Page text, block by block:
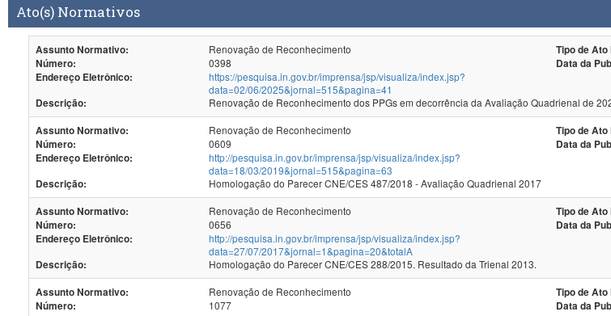
Ato(s) Normativos
Assunto Normativo: Renovação de Reconhecimento Tipo de
Número:
0398 Data da
Endereço Eletrônico:
https://pesquisa.in.gov.br/imprensa/jsp/visualiza/index.jsp?
data=02/06/2025&jornal=515&pagina=41
Descrição:
Renovação de Reconhecimento dos PPGs em decorrência da Avaliação Quadrienal de
Assunto Normativo: Renovação de Reconhecimento Tipo de
Número:
0609 Data da
Endereço Eletrônico:
http://pesquisa.in.gov.br/imprensa/jsp/visualiza/index.jsp?
data=18/03/2019&jornal=515&pagina=63
Descrição:
Homologação do Parecer CNE/CES 487/2018 - Avaliação Quadrienal 2017
Assunto Normativo: Renovação de Reconhecimento Tipo de
Número:
0656 Data da
Endereço Eletrônico:
http://pesquisa.in.gov.br/imprensa/jsp/visualiza/index.jsp?
data=27/07/2017&jornal=1&pagina=20&totalA
Descrição:
Homologação do Parecer CNE/CES 288/2015. Resultado da Trienal 2013.
Assunto Normativo: Renovação de Reconhecimento Tipo de
Número:
1077 Data da